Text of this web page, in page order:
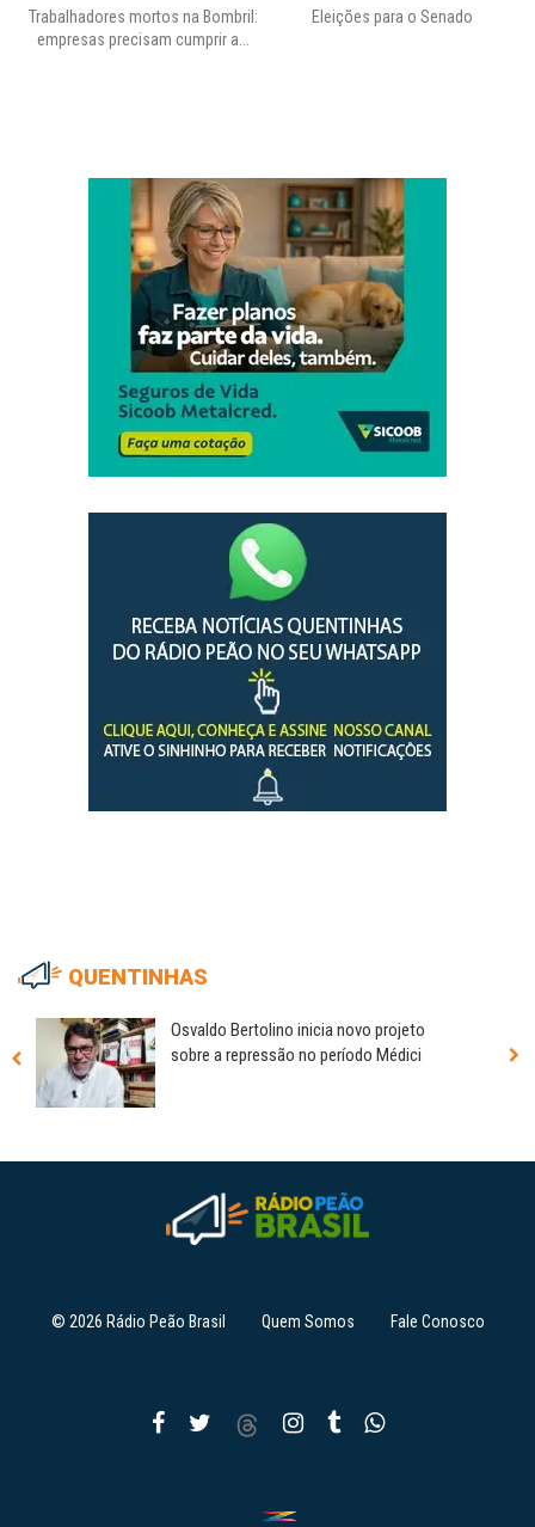
Trabalhadores mortos na Bombril:
empresas precisam cumprir a...
Eleições para o Senado
QUENTINHAS
Osvaldo Bertolino inicia novo projeto
sobre a repressão no período Médici
© 2026 Rádio Peão Brasil Quem Somos Fale Conosco